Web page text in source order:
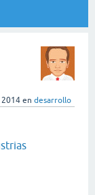
2014 en desarrollo